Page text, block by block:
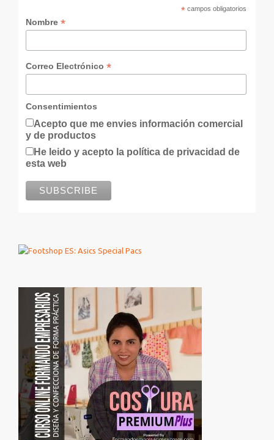
*campos obligatorios
Nombre *
Correo Electrónico *
Consentimientos
Acepto que me envies información comercial
y de productos
He leido y acepto la política de privacidad de
esta web